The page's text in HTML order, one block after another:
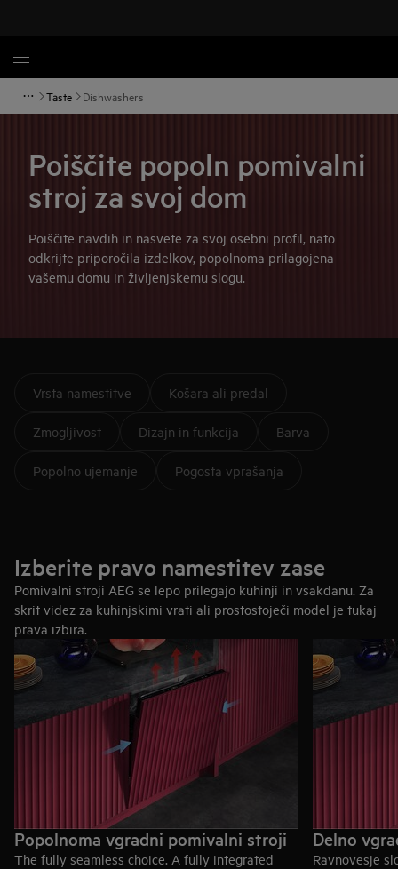
Taste Dishwashers
Poiščite popoln pomivalni
stroj za svoj dom
Poiščite navdih in nasvete za svoj osebni profil, nato
odkrijte priporočila izdelkov, popolnoma prilagojena
vašemu domu in življenjskemu slogu.
Vrsta namestitve Košara ali predal
Zmogljivost Dizajn in funkcija Barva
Popolno ujemanje Pogosta vprašanja
Izberite pravo namestitev zase
Pomivalni stroji AEG se lepo prilegajo kuhinji in vsakdanu. Za
skrit videz za kuhinjskimi vrati ali prostostoječi model je tukaj
prava izbira.
Popolnoma vgradni pomivalni stroji
The fully seamless choice. A fully integrated
Delno
Ravnovesje